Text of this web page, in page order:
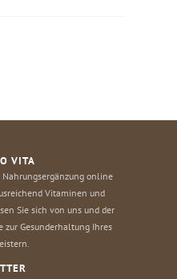
VITA
online
Vitaminen und
Sie sich von uns und der
zur Gesunderhaltung Ihres